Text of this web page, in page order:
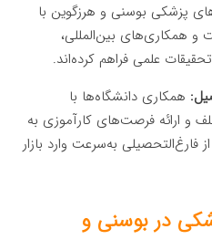
پزشکی بوسنی و هرزگوین با
و همکاری‌های بین‌المللی،
علمی فراهم کرده‌اند.
همکاری دانشگاه‌ها با
و ارائه فرصت‌های کارآموزی به
به‌سرعت وارد بازار
در بوسنی و